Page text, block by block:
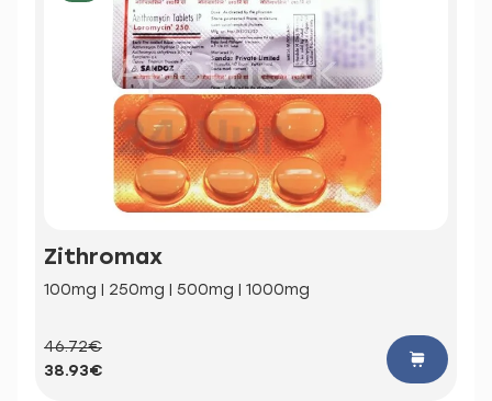
Zithromax
100mg | 250mg | 500mg | 1000mg
46.72€
38.93€